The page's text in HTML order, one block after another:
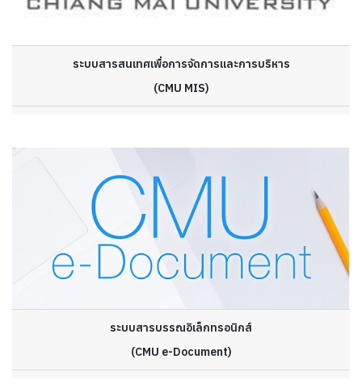
ระบบสารสนเทศเพื่อการจัดการและการบริหาร
(CMU MIS)
ระบบสารบรรณอิเล็กทรอนิกส์
(CMU e-Document)